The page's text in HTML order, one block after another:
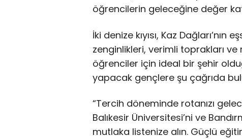
öğrencilerin geleceğine değer
İki denize kıyısı, Kaz
zenginlikleri, verimli toprakları ve
öğrenciler için ideal bir şehir
yapacak gençlere şu çağrıda
“Tercih döneminde rotanızı
Balıkesir Üniversitesi’ni ve
mutlaka listenize alın. Güçlü